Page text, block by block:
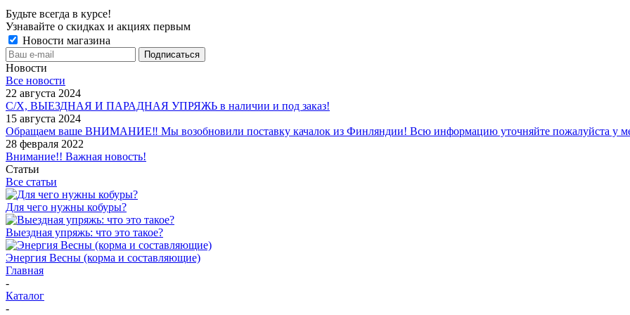
Будьте всегда в курсе!
Узнавайте о скидках и акциях первым
Новости магазина
Новости
Все новости
22 августа 2024
С/Х, ВЫЕЗДНАЯ И ПАРАДНАЯ УПРЯЖЬ в наличии и под заказ!
15 августа 2024
Обращаем ваше ВНИМАНИЕ‼ Мы возобновили поставку качалок из Финляндии! Всю информацию уточняйте пожалуйста у
28 февраля 2022
Внимание!! Важная новость!
Статьи
Все статьи
Для чего нужны кобуры?
Выездная упряжь: что это такое?
Энергия Весны (корма и составляющие)
Главная
-
Каталог
-